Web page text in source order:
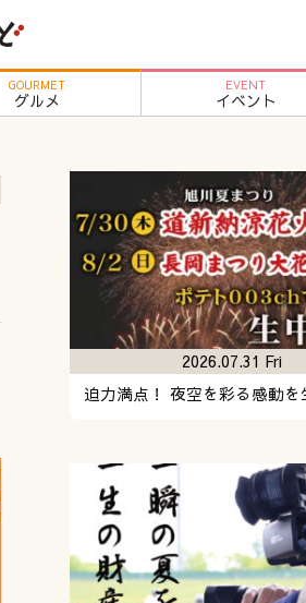
GOURMET
グルメ
EVENT
イベント
迫力満点！ 夜空を彩る感動を
2026.07.31 Fri